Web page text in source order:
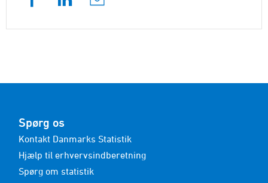
Spørg os
Kontakt Danmarks Statistik
Hjælp til erhvervsindberetning
Spørg om statistik